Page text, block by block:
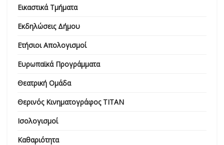
Εικαστικά Τμήματα
Εκδηλώσεις Δήμου
Ετήσιοι Απολογισμοί
Ευρωπαϊκά Προγράμματα
Θεατρική Ομάδα
Θερινός Κινηματογράφος ΤΙΤΑΝ
Ισολογισμοί
Καθαριότητα